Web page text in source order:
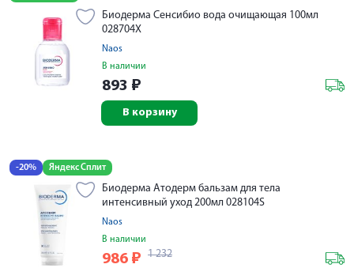
Биодерма Сенсибио вода очищающая 100мл
028704X
Naos
В наличии
893 ₽
В корзину
-20% Яндекс Сплит
Биодерма Атодерм бальзам для тела
интенсивный уход 200мл 028104S
Naos
В наличии
986 ₽ 1 232